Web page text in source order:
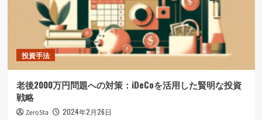
投資手法
老後2000万円問題への対策：iDeCoを活用した賢明な投資
戦略
ZeroSta 2024年2月26日